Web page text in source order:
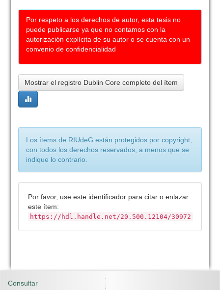
Por respeto a los derechos de autor, esta tesis no
puede publicarse ya que no contamos con la
autorización explícita de su autor o se cuenta con un
convenio de confidencialidad
Mostrar el registro Dublin Core completo del ítem
Los ítems de RIUdeG están protegidos por copyright,
con todos los derechos reservados, a menos que se
indique lo contrario.
Por favor, use este identificador para citar o enlazar
este ítem:
https://hdl.handle.net/20.500.12104/30972
Consultar